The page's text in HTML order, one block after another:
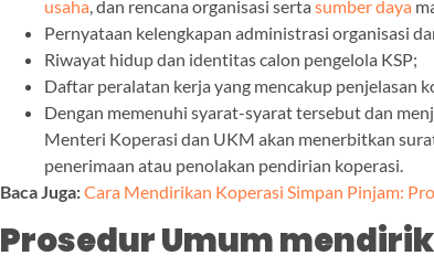
usaha, dan rencana organisasi sertasumber daya
Pernyataan kelengkapan administrasi organisasi
Riwayat hidup dan identitas calon pengelola KSP;
Daftar peralatan kerja yang mencakup penjelasan
Dengan memenuhi syarat-syarat tersebut dan
Menteri Koperasi dan UKM akan menerbitkan
penerimaan atau penolakan pendirian koperasi.
Baca Juga:Cara Mendirikan Koperasi Simpan Pinjam:
Prosedur Umum